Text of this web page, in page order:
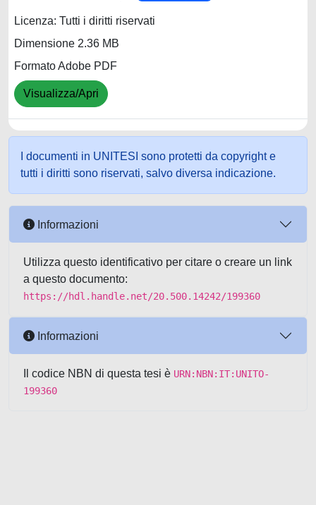
Licenza: Tutti i diritti riservati
Dimensione 2.36 MB
Formato Adobe PDF
Visualizza/Apri
I documenti in UNITESI sono protetti da copyright e
tutti i diritti sono riservati, salvo diversa indicazione.
Informazioni
Utilizza questo identificativo per citare o creare un link
a questo documento:
https://hdl.handle.net/20.500.14242/199360
Informazioni
Il codice NBN di questa tesi è URN:NBN:IT:UNITO-
199360